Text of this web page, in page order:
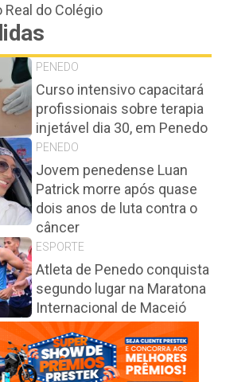
Real do Colégio
PENEDO
Curso intensivo capacitará
profissionais sobre terapia
injetável dia 30, em Penedo
PENEDO
Jovem penedense Luan
Patrick morre após quase
dois anos de luta contra o
câncer
ESPORTE
Atleta de Penedo conquista
segundo lugar na Maratona
Internacional de Maceió